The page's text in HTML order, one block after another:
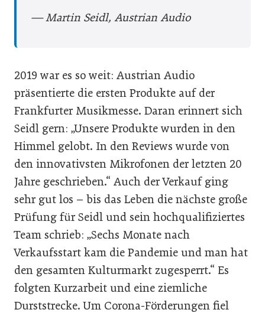
— Martin Seidl, Austrian Audio
2019 war es so weit: Austrian Audio
präsentierte die ersten Produkte auf der
Frankfurter Musikmesse. Daran erinnert sich
Seidl gern: „Unsere Produkte wurden in den
Himmel gelobt. In den Reviews wurde von
den innovativsten Mikrofonen der letzten 20
Jahre geschrieben.“ Auch der Verkauf ging
sehr gut los – bis das Leben die nächste große
Prüfung für Seidl und sein hochqualifiziertes
Team schrieb: „Sechs Monate nach
Verkaufsstart kam die Pandemie und man hat
den gesamten Kulturmarkt zugesperrt.“ Es
folgten Kurzarbeit und eine ziemliche
Durststrecke. Um Corona-Förderungen fiel